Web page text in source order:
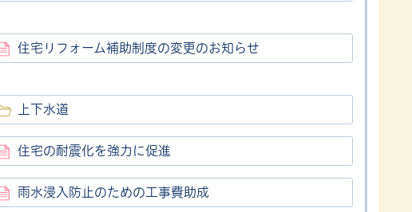
住宅リフォーム補助制度の変更のお知らせ
上下水道
住宅の耐震化を強力に促進
雨水浸入防止のための工事費助成